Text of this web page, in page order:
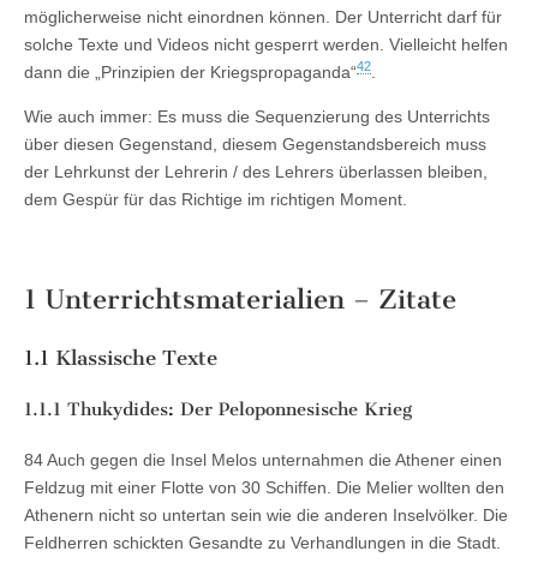
möglicherweise nicht einordnen können. Der Unterricht darf für
solche Texte und Videos nicht gesperrt werden. Vielleicht helfen
dann die „Prinzipien der Kriegspropaganda“42
Wie auch immer: Es muss die Sequenzierung des Unterrichts
über diesen Gegenstand, diesem Gegenstandsbereich muss
der Lehrkunst der Lehrerin / des Lehrers überlassen bleiben,
dem Gespür für das Richtige im richtigen Moment.
1 Unterrichtsmaterialien – Zitate
1.1 Klassische Texte
1.1.1 Thukydides: Der Peloponnesische Krieg
84 Auch gegen die Insel Melos unternahmen die Athener einen
Feldzug mit einer Flotte von 30 Schiffen. Die Melier wollten den
Athenern nicht so untertan sein wie die anderen Inselvölker. Die
Feldherren schickten Gesandte zu Verhandlungen in die Stadt.